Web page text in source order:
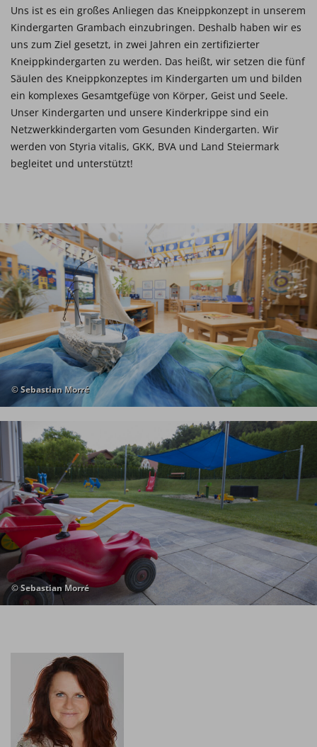
Uns ist es ein großes Anliegen das Kneippkonzept in unserem
Kindergarten Grambach einzubringen. Deshalb haben wir es
uns zum Ziel gesetzt, in zwei Jahren ein zertifizierter
Kneippkindergarten zu werden. Das heißt, wir setzen die fünf
Säulen des Kneippkonzeptes im Kindergarten um und bilden
ein komplexes Gesamtgefüge von Körper, Geist und Seele.
Unser Kindergarten und unsere Kinderkrippe sind ein
Netzwerkkindergarten vom Gesunden Kindergarten. Wir
werden von Styria vitalis, GKK, BVA und Land Steiermark
begleitet und unterstützt!
© Sebastian Morré
© Sebastian Morré